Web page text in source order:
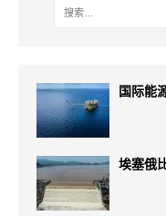
国际能
埃塞俄